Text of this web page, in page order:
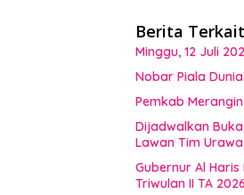
Berita Terkait
Minggu, 12 Juli
Nobar Piala
Pemkab
Dijadwalkan
Lawan Tim Urawa
Gubernur Al
Triwulan II TA 2026